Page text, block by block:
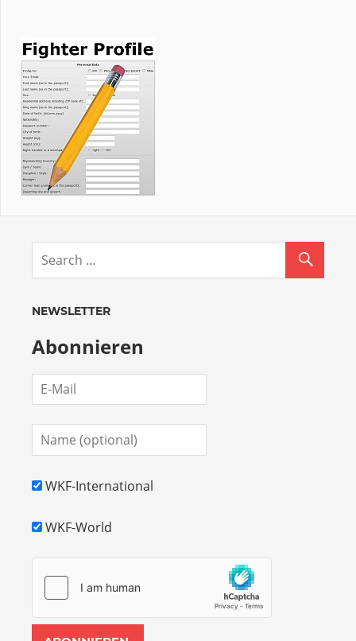
NEWSLETTER
Abonnieren
WKF-International
WKF-World